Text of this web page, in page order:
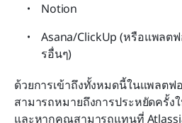
Notion
Asana/ClickUp (หรือแพลต
รอื่นๆ)
ด้วยการเข้าถึงทั้งหมดนี้ในแพลตฟ
สามารถหมายถึงการประหยัดครั้
และหากคุณสามารถแทนที่